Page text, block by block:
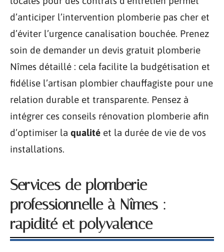
d’anticiper l’intervention plomberie pas cher et
d’éviter l’urgence canalisation bouchée. Prenez
soin de demander un devis gratuit plomberie
Nîmes détaillé : cela facilite la budgétisation et
fidélise l’artisan plombier chauffagiste pour une
relation durable et transparente. Pensez à
intégrer ces conseils rénovation plomberie afin
d’optimiser la qualité et la durée de vie de vos
installations.
Services de plomberie
professionnelle à Nîmes :
rapidité et polyvalence